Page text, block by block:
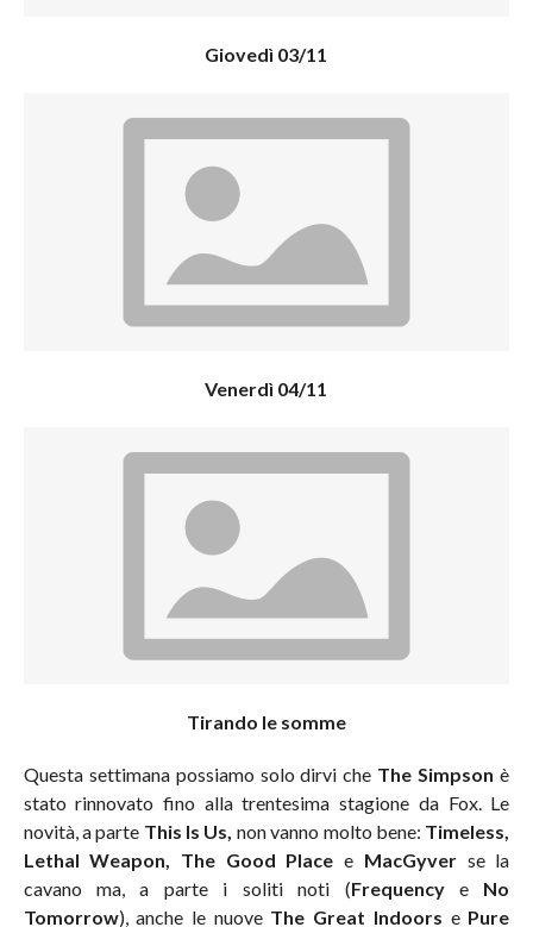
Giovedì 03/11
Venerdì 04/11
Tirando le somme
Questa settimana possiamo solo dirvi che The Simpson è
stato rinnovato fino alla trentesima stagione da Fox. Le
novità, a parte This Is Us, non vanno molto bene: Timeless,
Lethal Weapon, The Good Place e MacGyverse la
cavano ma, a parte i soliti noti (Frequencye No
Tomorrow), anche le nuove The Great Indoors e Pure